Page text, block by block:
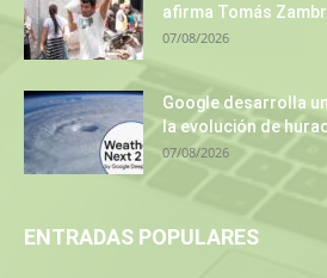
afirma Tomás
07/08/2026
Google desarrolla
la evolución de
07/08/2026
ENTRADAS POPULARES